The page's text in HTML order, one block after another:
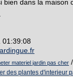
bien dans la maison
01:39:08
materiel jardin pas cher /
des plantes d'interieur